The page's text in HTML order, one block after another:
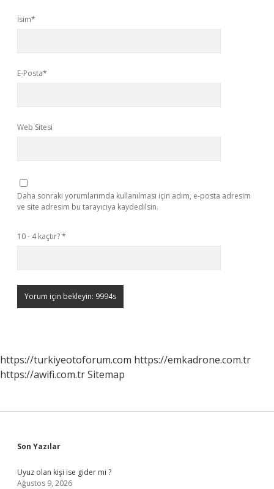
İsim*
E-Posta*
Web Sitesi
Daha sonraki yorumlarımda kullanılması için adım, e-posta adresim
ve site adresim bu tarayıcıya kaydedilsin.
10 - 4 kaçtır?*
https://turkiyeotoforum.com https://emkadrone.com.tr
https://awifi.com.trSitemap
Sidebar
Son Yazılar
Uyuz olan kişi ise gider mi ?
Ağustos 9, 2026